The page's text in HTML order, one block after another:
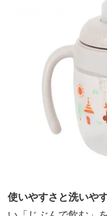
使いやすさと洗いや